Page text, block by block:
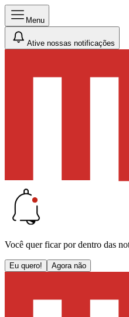
Menu
Ative nossas notificações
Você quer ficar por dentro das
Eu quero! Agora não